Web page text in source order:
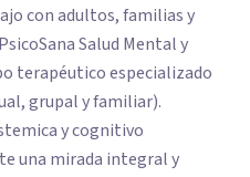
con adultos, familias y
Salud Mental y
terapéutico especializado
grupal y familiar).
y cognitivo
una mirada integral y